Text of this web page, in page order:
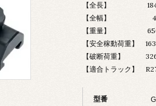
【全長】
【全幅】
【重量】
【安全稼動荷重】
【破断荷重】
【適合トラック】
型番